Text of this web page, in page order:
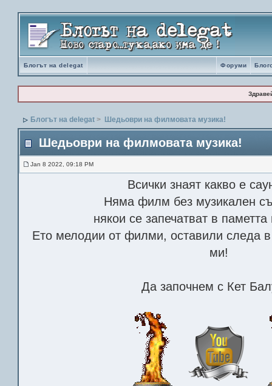
Блогът на delegat Форуми
Блогът на delegat > Шедьоври на филмовата музика!
Шедьоври на филмовата музика!
Jan 8 2022, 09:18 PM
Всички знаят какво е
Няма филм без музикален
някои се запечатват в паметта
Ето мелодии от филми, оставили следа
ми!
Да започнем с Кет